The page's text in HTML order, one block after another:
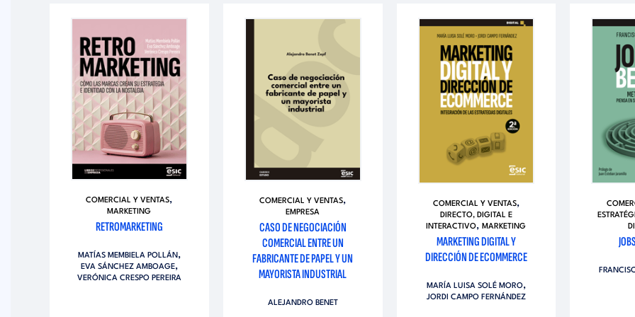
COMERCIAL Y VENTAS,
MARKETING
RETROMARKETING
MATÍAS MEMBIELA POLLÁN,
EVA SÁNCHEZ AMBOAGE,
VERÓNICA CRESPO PEREIRA
COMERCIAL Y VENTAS,
EMPRESA
CASO DE NEGOCIACIÓN
COMERCIAL ENTRE UN
FABRICANTE DE PAPEL Y UN
MAYORISTA INDUSTRIAL
ALEJANDRO BENET
COMERCIAL Y VENTAS,
DIRECTO, DIGITAL E
INTERACTIVO,MARKETING
MARKETING DIGITAL Y
DIRECCIÓN DE ECOMMERCE
MARÍA LUISA SOLÉ MORO,
JORDI CAMPO FERNÁNDEZ